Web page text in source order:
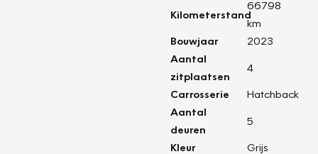
Kilometerstand
66798
km
Bouwjaar
2023
Aantal
zitplaatsen
4
Carrosserie
Hatchback
Aantal
deuren
5
Kleur
Grijs